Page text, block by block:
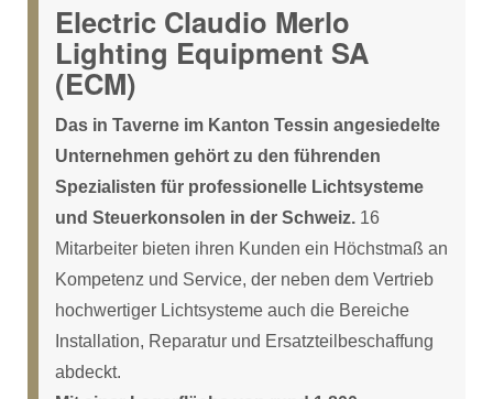
Electric Claudio Merlo
Lighting Equipment SA
(ECM)
Das in Taverne im Kanton Tessin angesiedelte
Unternehmen gehört zu den führenden
Spezialisten für professionelle Lichtsysteme
und Steuerkonsolen in der Schweiz. 16
Mitarbeiter bieten ihren Kunden ein Höchstmaß an
Kompetenz und Service, der neben dem Vertrieb
hochwertiger Lichtsysteme auch die Bereiche
Installation, Reparatur und Ersatzteilbeschaffung
abdeckt.